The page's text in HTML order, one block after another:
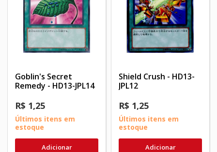
Goblin's Secret
Remedy - HD13-JPL14
R$ 1,25
Últimos itens em
estoque
Adicionar
Shield Crush - HD13-
JPL12
R$ 1,25
Últimos itens em
estoque
Adicionar